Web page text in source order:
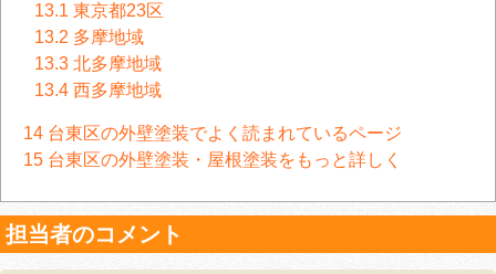
13.1 東京都23区
13.2 多摩地域
13.3 北多摩地域
13.4 西多摩地域
14 台東区の外壁塗装でよく読まれているページ
15 台東区の外壁塗装・屋根塗装をもっと詳しく
担当者のコメント